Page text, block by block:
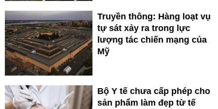
Truyền thông: Hàng loạt vụ
tự sát xảy ra trong lực
lượng tác chiến mạng của
Mỹ
Bộ Y tế chưa cấp phép cho
sản phẩm làm đẹp từ tế